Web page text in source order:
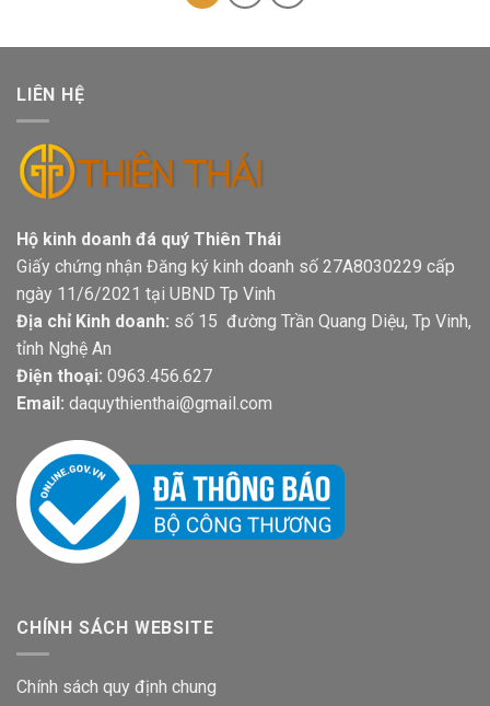
LIÊN HỆ
Hộ kinh doanh đá quý Thiên Thái
Giấy chứng nhận Đăng ký kinh doanh số 27A8030229 cấp
ngày 11/6/2021 tại UBND Tp Vinh
Địa chỉ Kinh doanh: số 15 đường Trần Quang Diệu, Tp Vinh,
tỉnh Nghệ An
Điện thoại: 0963.456.627
Email: daquythienthai@gmail.com
CHÍNH SÁCH WEBSITE
Chính sách quy định chung